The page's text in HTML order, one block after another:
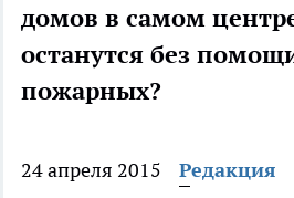
домов в самом
останутся без
пожарных?
24 апреля 2015
Редакция